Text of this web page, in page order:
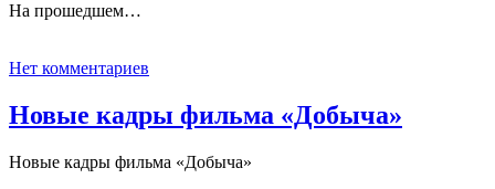
На прошедшем…
Нет комментариев
Новые кадры фильма «Добыча»
Новые кадры фильма «Добыча»